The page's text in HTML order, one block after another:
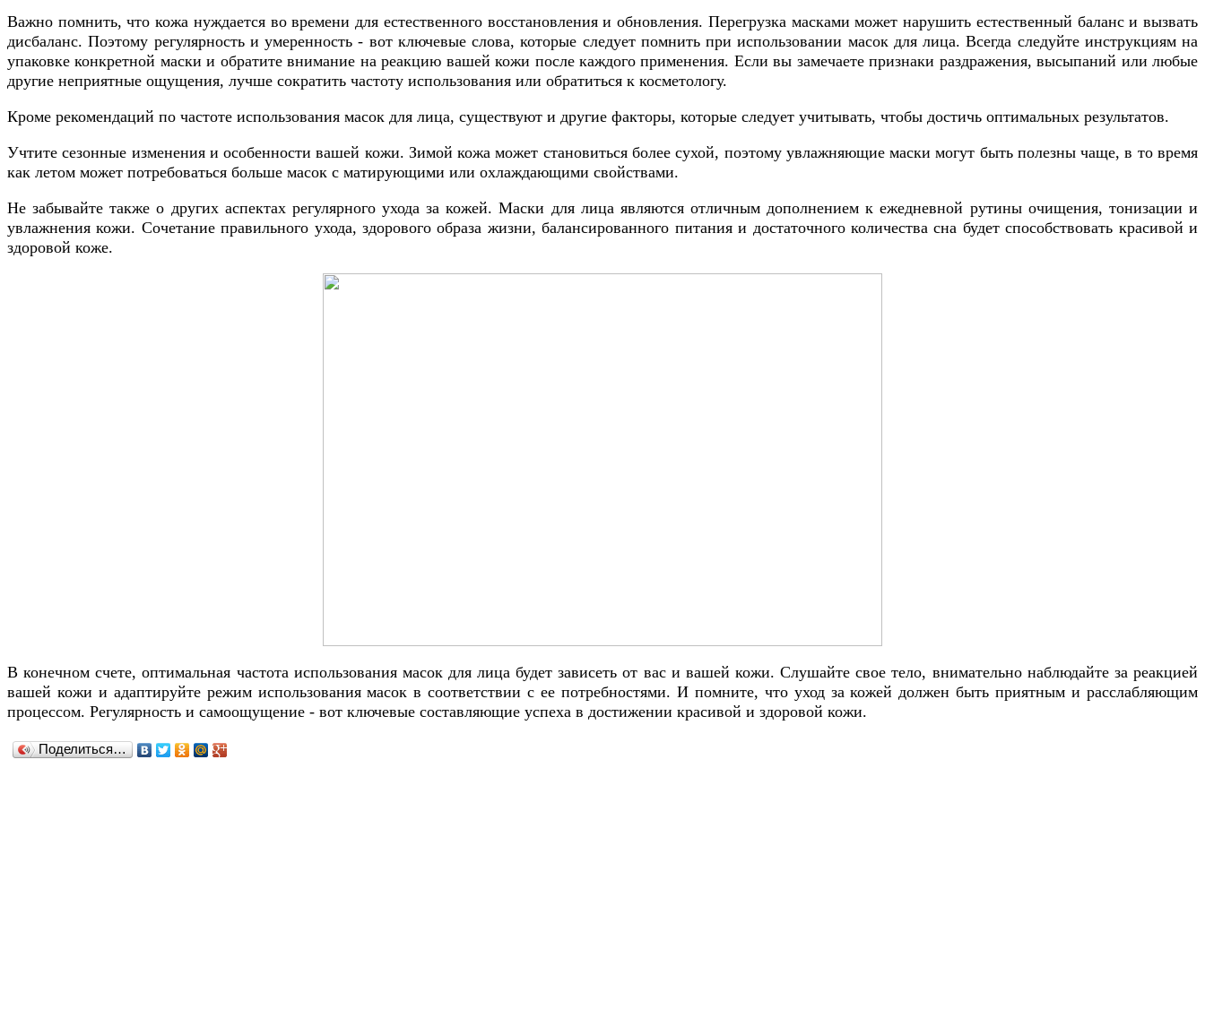
Важно помнить, что кожа нуждается во времени для естественного восстановления и обновления. Перегрузка масками может нарушить естественный баланс и вызвать
дисбаланс. Поэтому регулярность и умеренность - вот ключевые слова, которые следует помнить при использовании масок для лица. Всегда следуйте инструкциям на
упаковке конкретной маски и обратите внимание на реакцию вашей кожи после каждого применения. Если вы замечаете признаки раздражения, высыпаний или любые
другие неприятные ощущения, лучше сократить частоту использования или обратиться к косметологу.
Кроме рекомендаций по частоте использования масок для лица, существуют и другие факторы, которые следует учитывать, чтобы достичь оптимальных результатов.
Учтите сезонные изменения и особенности вашей кожи. Зимой кожа может становиться более сухой, поэтому увлажняющие маски могут быть полезны чаще, в то время
как летом может потребоваться больше масок с матирующими или охлаждающими свойствами.
Не забывайте также о других аспектах регулярного ухода за кожей. Маски для лица являются отличным дополнением к ежедневной рутины очищения, тонизации и
увлажнения кожи. Сочетание правильного ухода, здорового образа жизни, балансированного питания и достаточного количества сна будет способствовать красивой и
здоровой коже.
В конечном счете, оптимальная частота использования масок для лица будет зависеть от вас и вашей кожи. Слушайте свое тело, внимательно наблюдайте за реакцией
вашей кожи и адаптируйте режим использования масок в соответствии с ее потребностями. И помните, что уход за кожей должен быть приятным и расслабляющим
процессом. Регулярность и самоощущение - вот ключевые составляющие успеха в достижении красивой и здоровой кожи.
Поделиться…